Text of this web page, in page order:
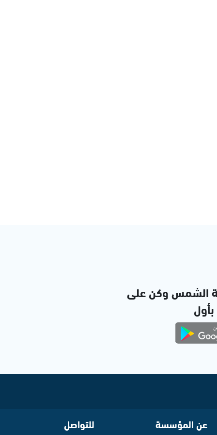
الشمس وكن على
بأول
عن المؤسسة للتواصل